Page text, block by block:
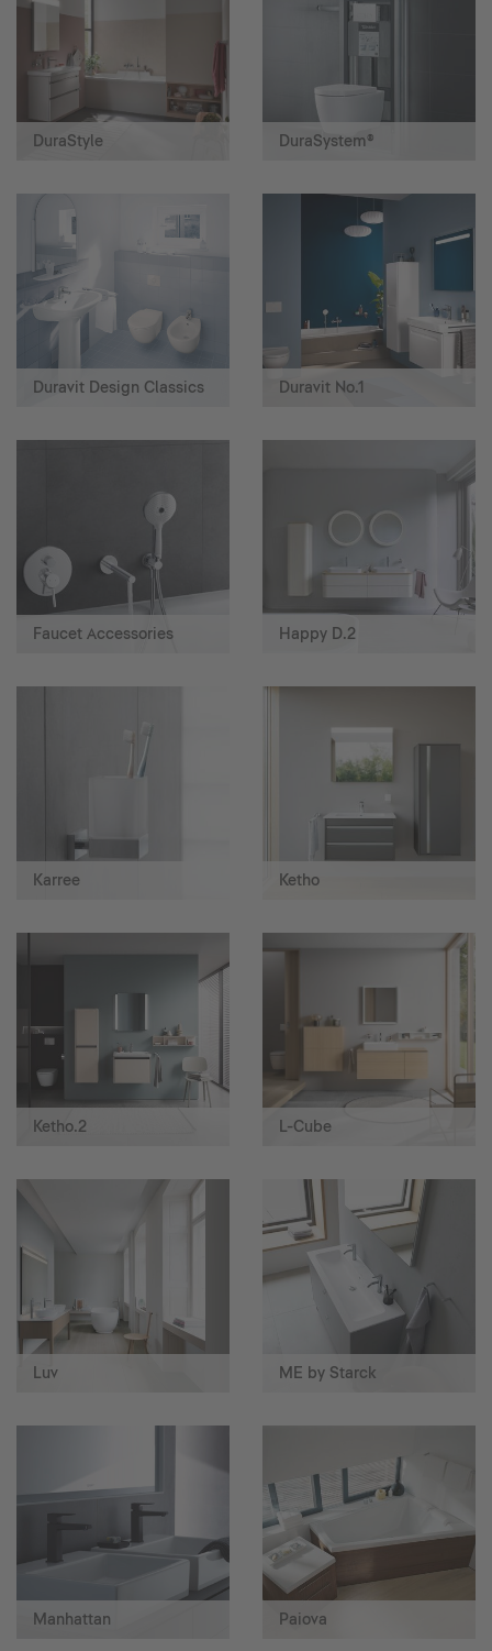
DuraStyle DuraSystem®
Duravit Design Classics Duravit No.1
Faucet Accessories Happy D.2
Karree Ketho
Ketho.2 L-Cube
Luv ME by Starck
Manhattan Paiova